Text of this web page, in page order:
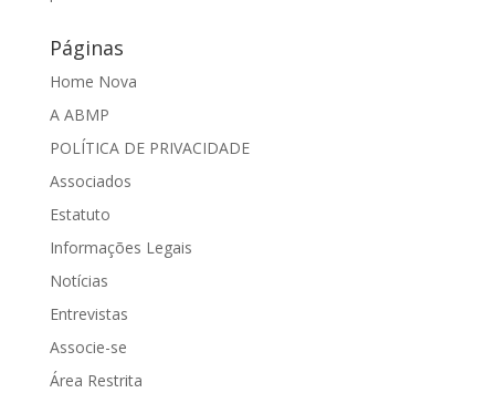
Páginas
Home Nova
A ABMP
POLÍTICA DE PRIVACIDADE
Associados
Estatuto
Informações Legais
Notícias
Entrevistas
Associe-se
Área Restrita